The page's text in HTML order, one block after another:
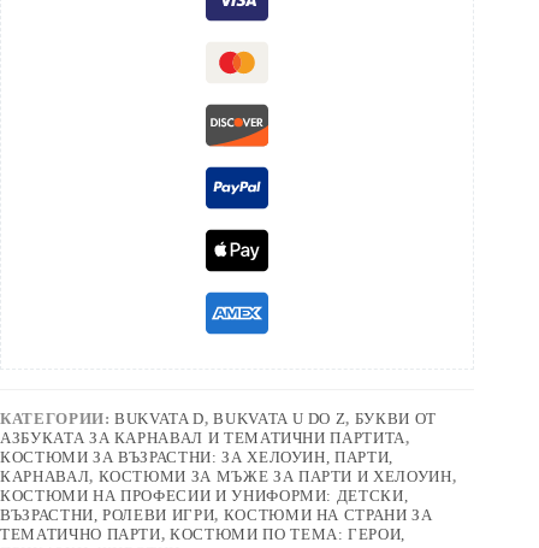
КАТЕГОРИИ:BUKVATA D,BUKVATA U DO Z, БУКВИ ОТ
АЗБУКАТА ЗА КАРНАВАЛ И ТЕМАТИЧНИ ПАРТИТА,
КОСТЮМИ ЗА ВЪЗРАСТНИ: ЗА ХЕЛОУИН, ПАРТИ,
КАРНАВАЛ, КОСТЮМИ ЗА МЪЖЕ ЗА ПАРТИ И ХЕЛОУИН,
КОСТЮМИ НА ПРОФЕСИИ И УНИФОРМИ: ДЕТСКИ,
ВЪЗРАСТНИ, РОЛЕВИ ИГРИ, КОСТЮМИ НА СТРАНИ ЗА
ТЕМАТИЧНО ПАРТИ,КОСТЮМИ ПО ТЕМА: ГЕРОИ,